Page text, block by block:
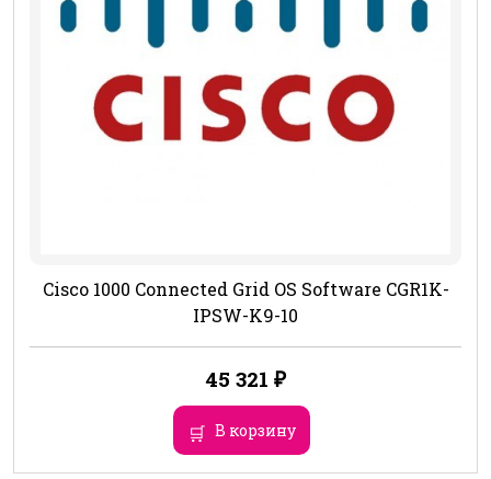
Cisco 1000 Connected Grid OS Software CGR1K-
IPSW-K9-10
45 321 ₽
В корзину